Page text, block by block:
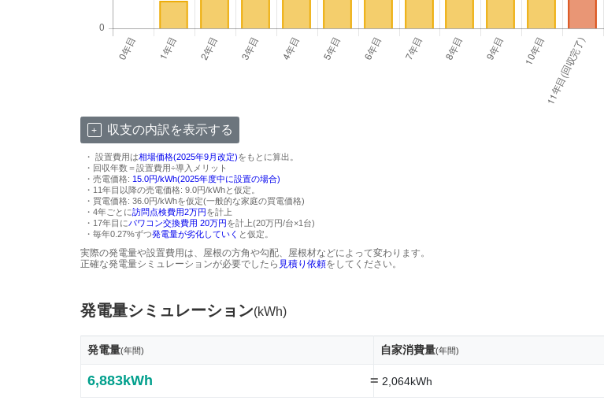
収支の内訳を表示する
・ 設置費用は相場価格(2025年9月改定)をもとに算出。
・回収年数＝設置費用÷導入メリット
・売電価格: 15.0円/kWh(2025年度中に設置の場合)
・11年目以降の売電価格: 9.0円/kWhと仮定。
・買電価格: 36.0円/kWhを仮定(一般的な家庭の買電価格)
・4年ごとに訪問点検費用2万円を計上
・17年目にパワコン交換費用 20万円を計上(20万円/台×1台)
・毎年0.27%ずつ発電量が劣化していく と仮定。
実際の発電量や設置費用は、屋根の方角や勾配、屋根材などによって変わります。
正確な発電量シミュレーションが必要でしたら 見積り依頼をしてください。
発電量シミュレーション(kWh)
発電量(年間) 自家消費量(年間)
6,883kWh = 2,064kWh